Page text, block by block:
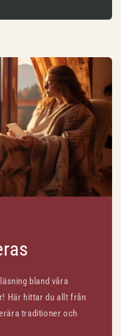
bland våra
Här hittar du allt från
traditioner och